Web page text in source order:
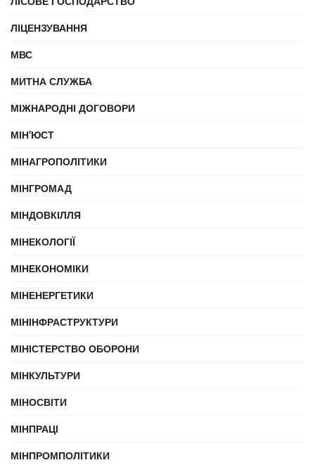
ЛІЦЕНЗУВАННЯ
МВС
МИТНА СЛУЖБА
МІЖНАРОДНІ ДОГОВОРИ
МІН'ЮСТ
МІНАГРОПОЛІТИКИ
МІНГРОМАД
МІНДОВКІЛЛЯ
МІНЕКОЛОГІЇ
МІНЕКОНОМІКИ
МІНЕНЕРГЕТИКИ
МІНІНФРАСТРУКТУРИ
МІНІСТЕРСТВО ОБОРОНИ
МІНКУЛЬТУРИ
МІНОСВІТИ
МІНПРАЦІ
МІНПРОМПОЛІТИКИ